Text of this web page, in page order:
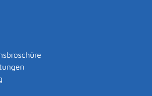
und staatlichen
Insbesondere erhalten Sie
den erforderlichen Unterlagen die zu
Verwaltungsdienstleistung notwendig